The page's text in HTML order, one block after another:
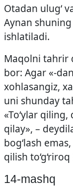
Otadan ulug‘
Aynan
ishlatiladi.
Maqolni tahrir
bor: Agar «-
xohlasangiz,
uni shunday
«To‘ylar
qilay», –
bog‘lash
qilish to‘g‘riroq
14-mashq